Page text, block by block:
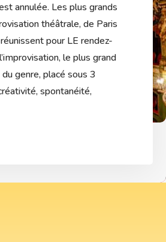
annulée. Les plus grands
théâtrale, de Paris
réunissent pour LE rendez-
le plus grand
genre, placé sous 3
spontanéité,